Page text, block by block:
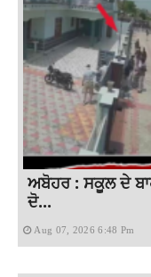
ਅਬੋਹਰ : ਸਕੂਲ ਦੇ
ਦੋ...
Aug 07, 2026 6:48 Pm